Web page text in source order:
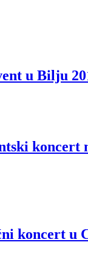
u Bilju
koncert
koncert u